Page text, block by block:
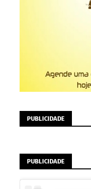
PUBLICIDADE
PUBLICIDADE